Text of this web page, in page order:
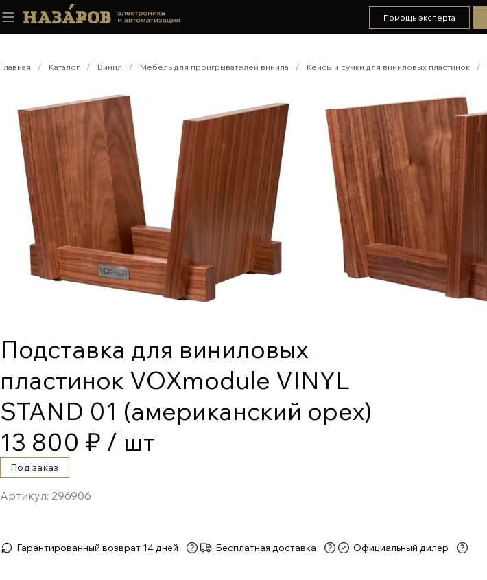
Помощь эксперта
Главная / Каталог / Винил / Мебель для проигрывателей винила / Кейсы и сумки для виниловых пластинок /
Подставка для виниловых
пластинок VOXmodule VINYL
STAND 01 (американский орех)
13 800 ₽ / шт
Под заказ
Артикул: 296906
Гарантированный возврат 14 дней Бесплатная доставка Официальный дилер